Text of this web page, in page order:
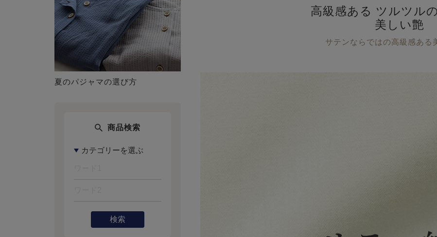
夏のパジャマの選び方
商品検索
検索
高級感ある ツルツル
美しい艶
サテンならではの高級感ある